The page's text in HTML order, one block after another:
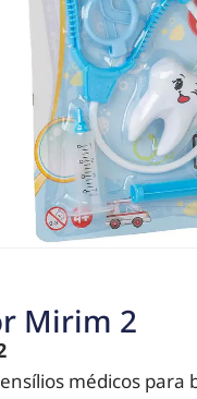
Mirim 2
médicos para